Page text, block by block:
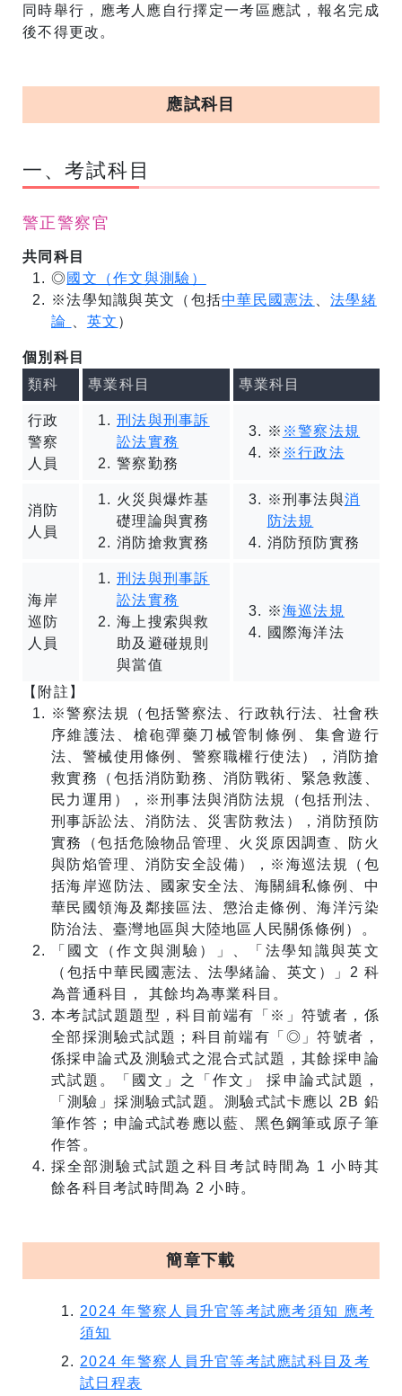
同時舉行，應考人應自行擇定一考區應試，報名完成
後不得更改。
應試科目
一、考試科目
警正警察官
共同科目
◎國文（作文與測驗）
※法學知識與英文（包括中華民國憲法 、法學緒
論
英文 ）
個別科目
類科
專業科目 專業科目
行政
警察
人員
刑法與刑事訴
訟法實務
警察勤務
※ ※警察法規
※ ※行政法
消防
人員
火災與爆炸基
礎理論與實務
消防搶救實務
※刑事法與消
防法規
消防預防實務
海岸
巡防
人員
刑法與刑事訴
訟法實務
海上搜索與救
助及避碰規則
與當值
※海巡法規
國際海洋法
【附註】
※警察法規（包括警察法、行政執行法、社會秩
序維護法、槍砲彈藥刀械管制條例、集會遊行
法、警械使用條例、警察職權行使法），消防搶
救實務（包括消防勤務、消防戰術、緊急救護、
民力運用），※刑事法與消防法規（包括刑法、
刑事訴訟法、消防法、災害防救法），消防預防
實務（包括危險物品管理、火災原因調查、防火
與防焰管理、消防安全設備），※海巡法規（包
括海岸巡防法、國家安全法、海關緝私條例、中
華民國領海及鄰接區法、懲治走條例、海洋污染
防治法、臺灣地區與大陸地區人民關係條例）。
「國文（作文與測驗）」、「法學知識與英文
（包括中華民國憲法、法學緒論、英文）」2 科
為普通科目， 其餘均為專業科目。
本考試試題題型，科目前端有「※」符號者，係
全部採測驗式試題；科目前端有「◎」符號者，
係採申論式及測驗式之混合式試題，其餘採申論
式試題。「國文」之「作文」 採申論式試題，
「測驗」採測驗式試題。測驗式試卡應以 2B 鉛
筆作答；申論式試卷應以藍、黑色鋼筆或原子筆
作答。
採全部測驗式試題之科目考試時間為 1 小時其
餘各科目考試時間為 2 小時。
簡章下載
2024 年警察人員升官等考試應考須知 應考
須知
2024 年警察人員升官等考試應試科目及考
試日程表